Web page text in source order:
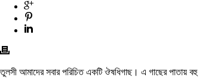
তুলসী আমাদের সবার পরিচিত একটি ঔষধিগাছ। এ গাছের পাতায়